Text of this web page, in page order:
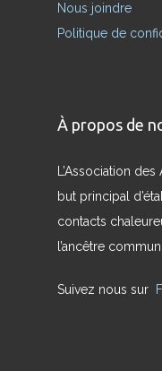
Nous joindre
Politique de
À propos de
L’Association
but principal
contacts
l’ancêtre
Suivez nous sur